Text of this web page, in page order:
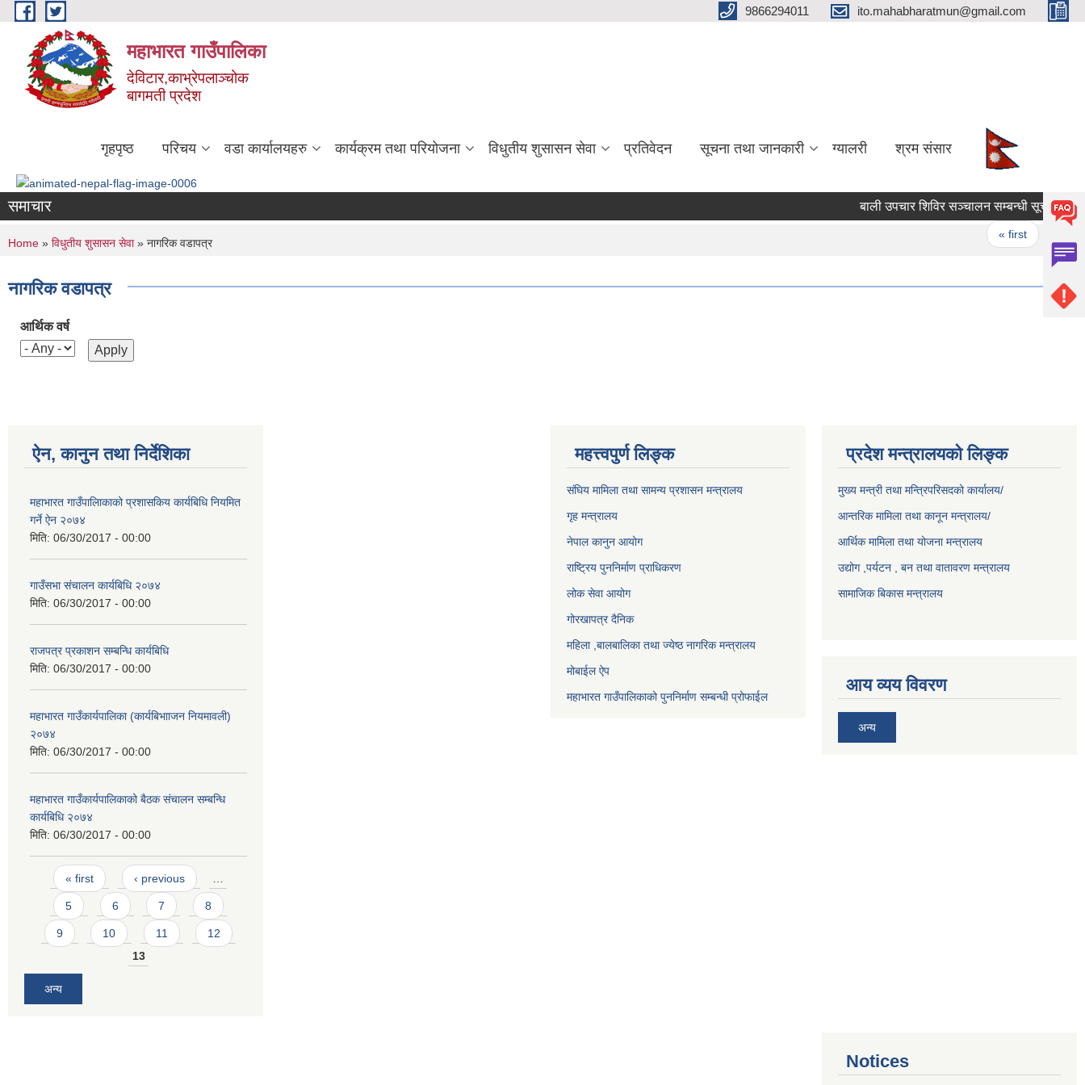
Skip to main content 9866294011 ito.mahabharatmun@gmail.com
महाभारत गाउँपालिका
देविटार,काभ्रेपलाञ्चोक
बागमती प्रदेश
गृहपृष्ठ परिचय वडा कार्यालयहरु कार्यक्रम तथा परियोजना विधुतीय शुसासन सेवा प्रतिवेदन सूचना तथा जानकारी ग्यालरी श्रम संसार
समाचार बाली उपचार शिविर सञ्चालन सम्बन्धी सूचना।
« first
You are here
Home » विधुतीय शुसासन सेवा» नागरिक वडापत्र
नागरिक वडापत्र
आर्थिक वर्ष
ऐन, कानुन तथा निर्देशिका
महाभारत गाउँपालिाकाको प्रशासकिय कार्यबिधि नियमित
गर्ने ऐन २०७४
मिति: 06/30/2017 - 00:00
गाउँसभा संचालन कार्यबिधि २०७४
मिति: 06/30/2017 - 00:00
राजपत्र प्रकाशन सम्बन्धि कार्यबिधि
मिति: 06/30/2017 - 00:00
महाभारत गाउँकार्यपालिका (कार्यबिभााजन नियमावली)
२०७४
मिति: 06/30/2017 - 00:00
महाभारत गाउँकार्यपालिकाको बैठक संचालन सम्बन्धि
कार्यबिधि २०७४
मिति: 06/30/2017 - 00:00
Pages
« first ‹ previous …
5 6 7 8
9 10 11
12
13
अन्य
महत्त्वपुर्ण लिङ्क
संघिय मामिला तथा सामन्य प्रशासन मन्त्रालय
गृह मन्त्रालय
नेपाल कानुन आयोग
राष्ट्रिय पुननिर्माण प्राधिकरण
लोक सेवा आयोग
गोरखापत्र दैनिक
महिला ,बालबालिका तथा ज्येष्ठ नागरिक मन्त्रालय
मोबाईल ऐप
महाभारत गाउँपालिकाको पुननिर्माण सम्बन्धी प्रोफाईल
प्रदेश मन्त्रालयको लिङ्क
मुख्य मन्त्री तथा मन्त्रिपरिसदको कार्यालय/
आन्तरिक मामिला तथा कानून मन्त्रालय/
आर्थिक मामिला तथा योजना मन्त्रालय
उद्योग ,पर्यटन , बन तथा वातावरण मन्त्रालय
सामाजिक बिकास मन्त्रालय
आय व्यय विवरण
अन्य
Notices